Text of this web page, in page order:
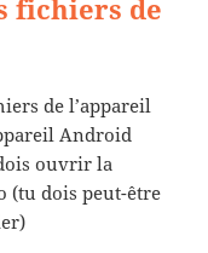
fichiers de
de l’appareil
Android
ouvrir la
(tu dois peut-être